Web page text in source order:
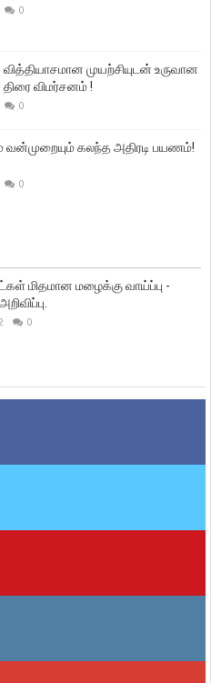
0
முயற்சியுடன் உருவான
திரை விமர்சனம் !
0
வன்முறையும் கலந்த அதிரடி பயணம்!
0
மிதமான மழைக்கு வாய்ப்பு -
0